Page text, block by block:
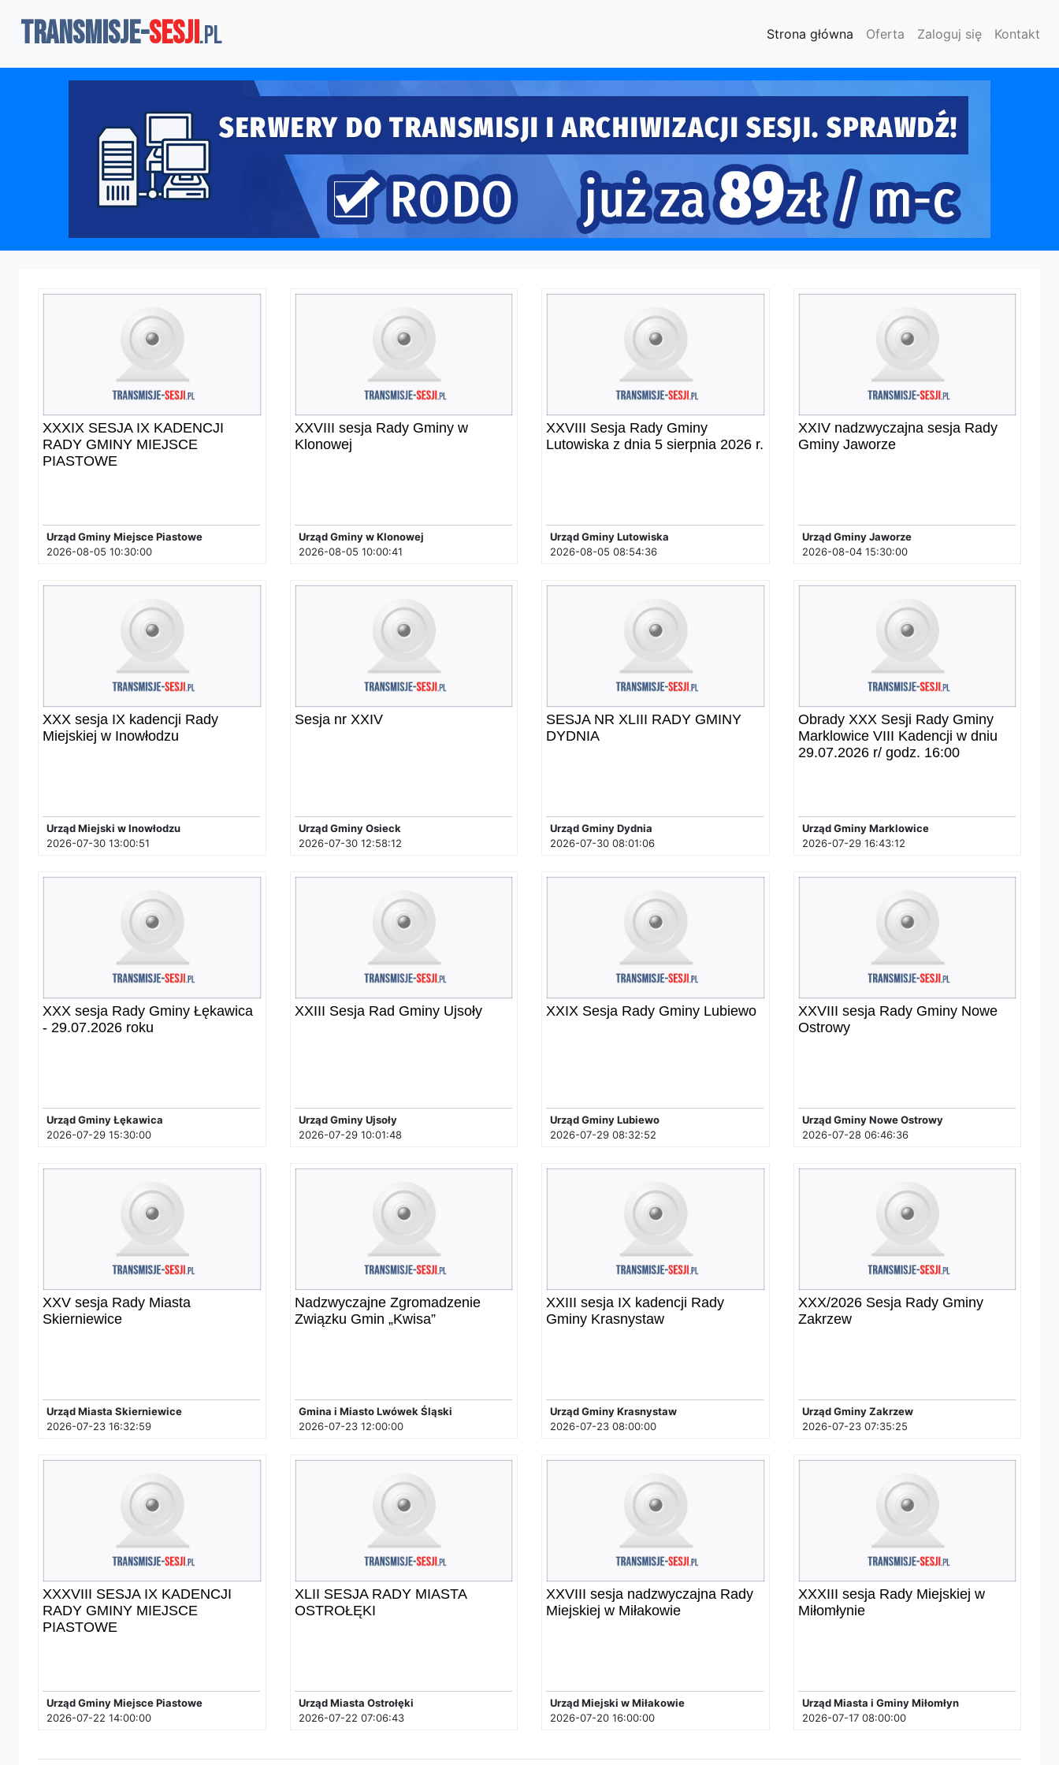
TRANSMISJE-SESJI.pl Strona główna Oferta Zaloguj się Kontakt
XXXIX SESJA IX KADENCJI
RADY GMINY MIEJSCE
PIASTOWE
Urząd Gminy Miejsce Piastowe
2026-08-05 10:30:00
XXVIII sesja Rady Gminy w
Klonowej
Urząd Gminy w Klonowej
2026-08-05 10:00:41
XXVIII Sesja Rady Gminy
Lutowiska z dnia 5 sierpnia 2026 r.
Urząd Gminy Lutowiska
2026-08-05 08:54:36
XXIV nadzwyczajna sesja Rady
Gminy Jaworze
Urząd Gminy Jaworze
2026-08-04 15:30:00
XXX sesja IX kadencji Rady
Miejskiej w Inowłodzu
Urząd Miejski w Inowłodzu
2026-07-30 13:00:51
Sesja nr XXIV
Urząd Gminy Osieck
2026-07-30 12:58:12
SESJA NR XLIII RADY GMINY
DYDNIA
Urząd Gminy Dydnia
2026-07-30 08:01:06
Obrady XXX Sesji Rady Gminy
Marklowice VIII Kadencji w dniu
29.07.2026 r/ godz. 16:00
Urząd Gminy Marklowice
2026-07-29 16:43:12
XXX sesja Rady Gminy Łękawica
- 29.07.2026 roku
Urząd Gminy Łękawica
2026-07-29 15:30:00
XXIII Sesja Rad Gminy Ujsoły
Urząd Gminy Ujsoły
2026-07-29 10:01:48
XXIX Sesja Rady Gminy Lubiewo
Urząd Gminy Lubiewo
2026-07-29 08:32:52
XXVIII sesja Rady Gminy Nowe
Ostrowy
Urząd Gminy Nowe Ostrowy
2026-07-28 06:46:36
XXV sesja Rady Miasta
Skierniewice
Urząd Miasta Skierniewice
2026-07-23 16:32:59
Nadzwyczajne Zgromadzenie
Związku Gmin „Kwisa”
Gmina i Miasto Lwówek Śląski
2026-07-23 12:00:00
XXIII sesja IX kadencji Rady
Gminy Krasnystaw
Urząd Gminy Krasnystaw
2026-07-23 08:00:00
XXX/2026 Sesja Rady Gminy
Zakrzew
Urząd Gminy Zakrzew
2026-07-23 07:35:25
XXXVIII SESJA IX KADENCJI
RADY GMINY MIEJSCE
PIASTOWE
Urząd Gminy Miejsce Piastowe
2026-07-22 14:00:00
XLII SESJA RADY MIASTA
OSTROŁĘKI
Urząd Miasta Ostrołęki
2026-07-22 07:06:43
XXVIII sesja nadzwyczajna Rady
Miejskiej w Miłakowie
Urząd Miejski w Miłakowie
2026-07-20 16:00:00
XXXIII sesja Rady Miejskiej w
Miłomłynie
Urząd Miasta i Gminy Miłomłyn
2026-07-17 08:00:00